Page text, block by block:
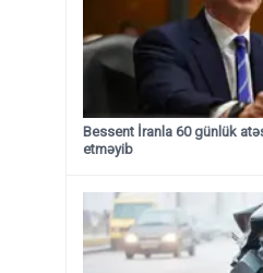
Bessent İranla 60 günlük
etməyib